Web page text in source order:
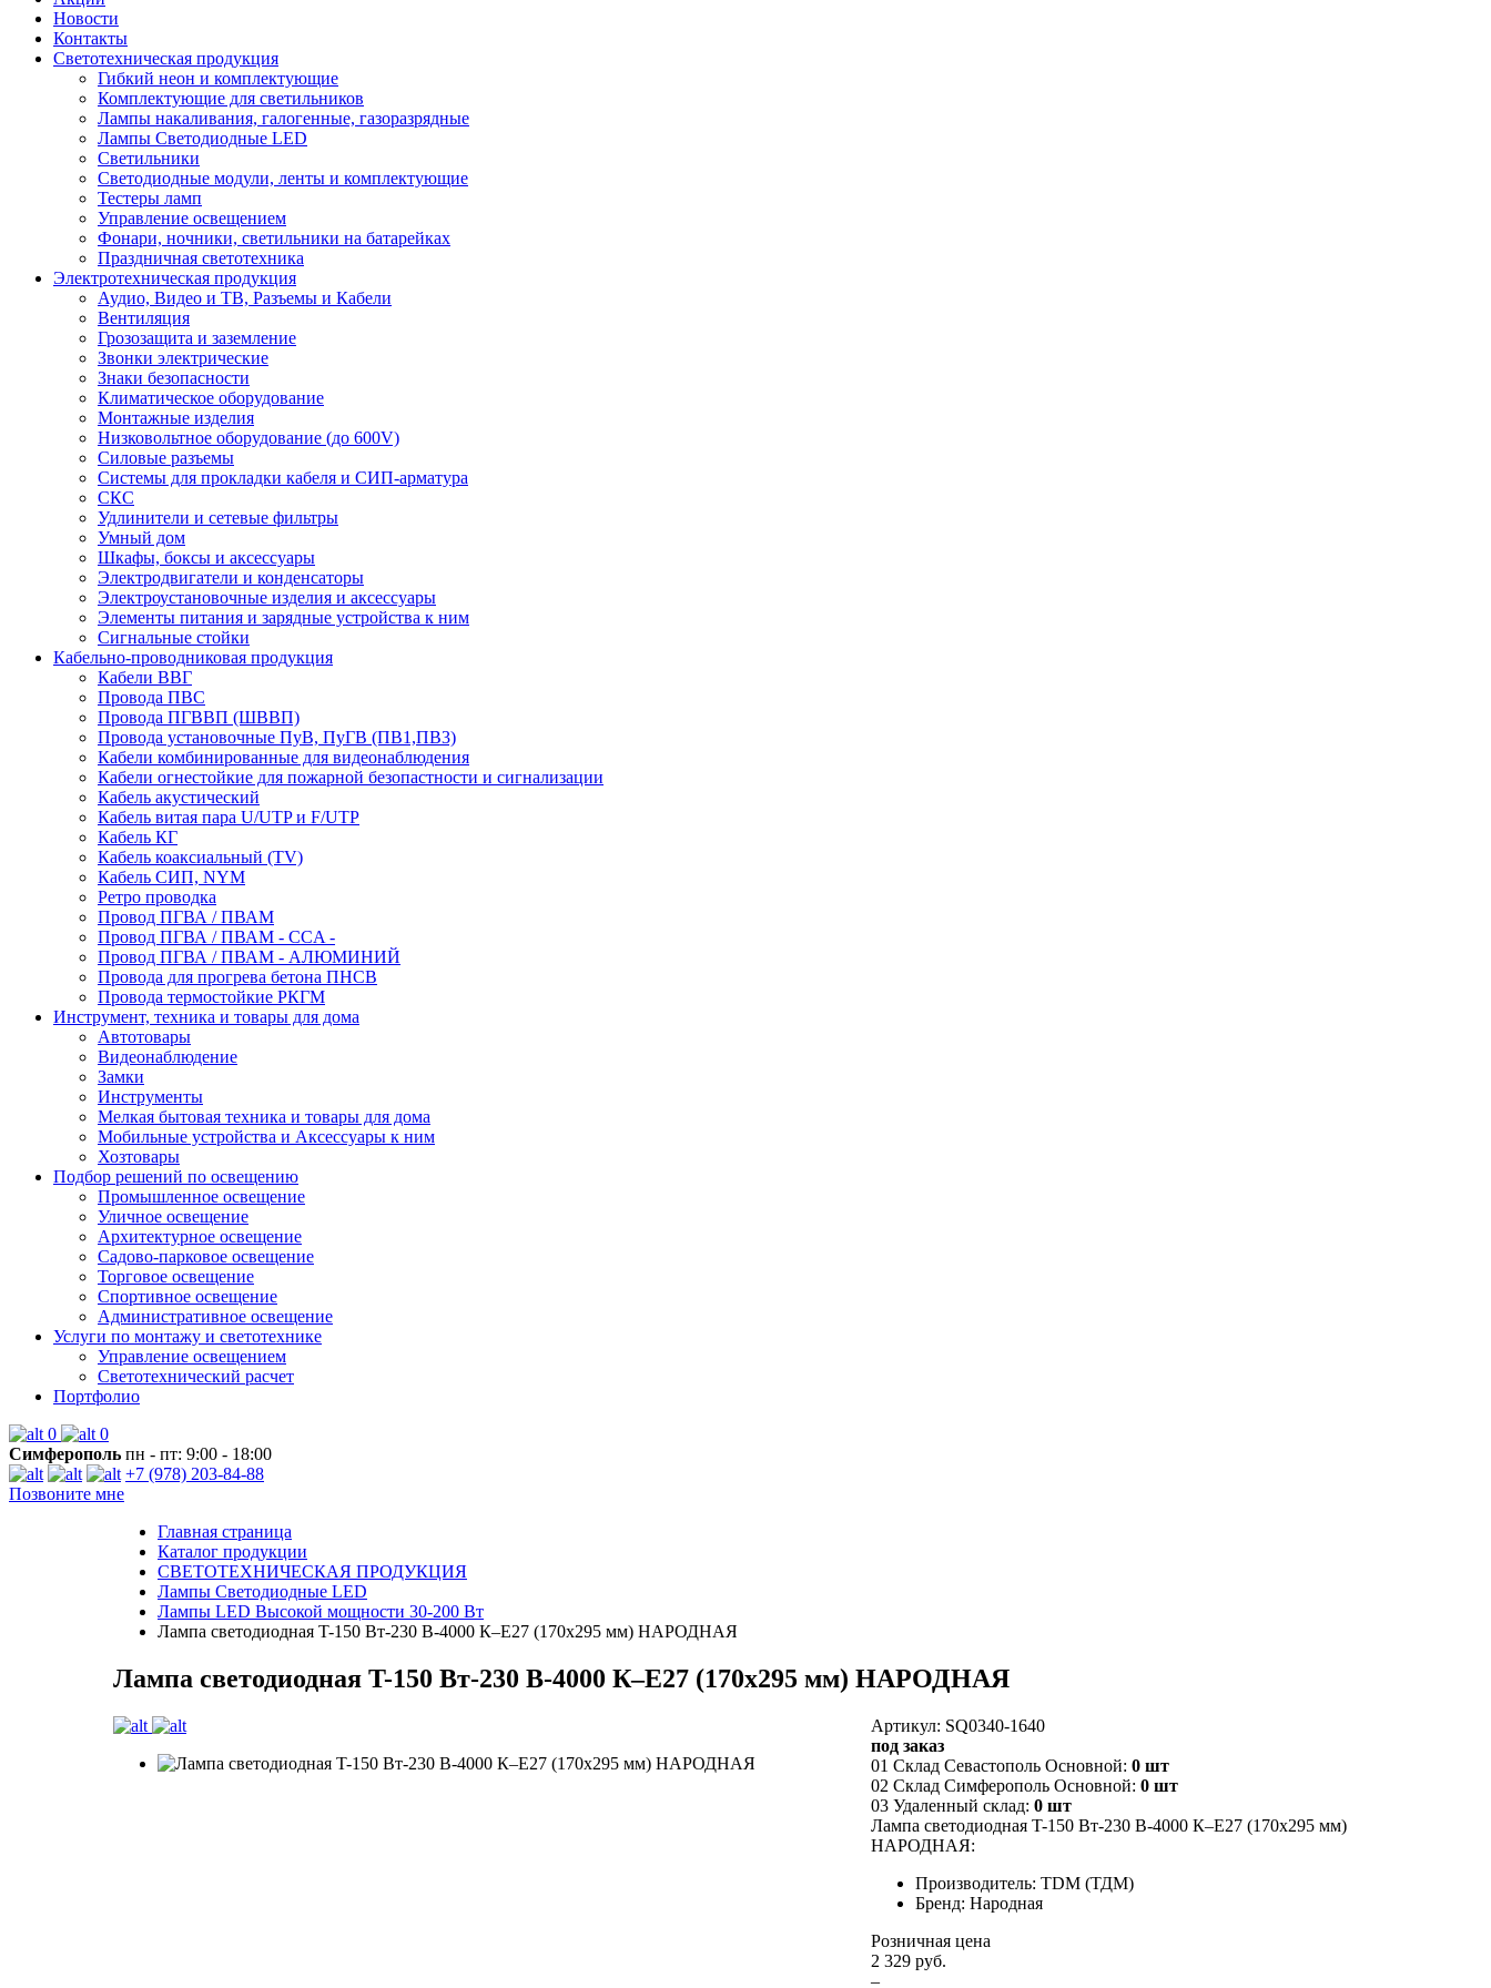
Новости
Контакты
Светотехническая продукция
Гибкий неон и комплектующие
Комплектующие для светильников
Лампы накаливания, галогенные, газоразрядные
Лампы Светодиодные LED
Светильники
Светодиодные модули, ленты и комплектующие
Тестеры ламп
Управление освещением
Фонари, ночники, светильники на батарейках
Праздничная светотехника
Электротехническая продукция
Аудио, Видео и ТВ, Разъемы и Кабели
Вентиляция
Грозозащита и заземление
Звонки электрические
Знаки безопасности
Климатическое оборудование
Монтажные изделия
Низковольтное оборудование (до 600V)
Силовые разъемы
Системы для прокладки кабеля и СИП-арматура
СКС
Удлинители и сетевые фильтры
Умный дом
Шкафы, боксы и аксессуары
Электродвигатели и конденсаторы
Электроустановочные изделия и аксессуары
Элементы питания и зарядные устройства к ним
Сигнальные стойки
Кабельно-проводниковая продукция
Кабели ВВГ
Провода ПВС
Провода ПГВВП (ШВВП)
Провода установочные ПуВ, ПуГВ (ПВ1,ПВ3)
Кабели комбинированные для видеонаблюдения
Кабели огнестойкие для пожарной безопастности и сигнализации
Кабель акустический
Кабель витая пара U/UTP и F/UTP
Кабель КГ
Кабель коаксиальный (TV)
Кабель СИП, NYM
Ретро проводка
Провод ПГВА / ПВАМ
Провод ПГВА / ПВАМ - CCA -
Провод ПГВА / ПВАМ - АЛЮМИНИЙ
Провода для прогрева бетона ПНСВ
Провода термостойкие РКГМ
Инструмент, техника и товары для дома
Автотовары
Видеонаблюдение
Замки
Инструменты
Мелкая бытовая техника и товары для дома
Мобильные устройства и Аксессуары к ним
Хозтовары
Подбор решений по освещению
Промышленное освещение
Уличное освещение
Архитектурное освещение
Садово-парковое освещение
Торговое освещение
Спортивное освещение
Административное освещение
Услуги по монтажу и светотехнике
Управление освещением
Светотехнический расчет
Портфолио
0
0
Симферополь пн - пт: 9:00 - 18:00
+7 (978) 203-84-88
Позвоните мне
Главная страница
Каталог продукции
СВЕТОТЕХНИЧЕСКАЯ ПРОДУКЦИЯ
Лампы Светодиодные LED
Лампы LED Высокой мощности 30-200 Вт
Лампа светодиодная T-150 Вт-230 В-4000 К–E27 (170x295 мм) НАРОДНАЯ
Лампа светодиодная T-150 Вт-230 В-4000 К–E27 (170x295 мм) НАРОДНАЯ
Артикул: SQ0340-1640
под заказ
01 Склад Севастополь Основной: 0 шт
02 Склад Симферополь Основной: 0 шт
03 Удаленный склад: 0 шт
Лампа светодиодная T-150 Вт-230 В-4000 К–E27 (170x295 мм)
НАРОДНАЯ:
Производитель: TDM (ТДМ)
Бренд: Народная
Розничная цена
2 329 руб.
–